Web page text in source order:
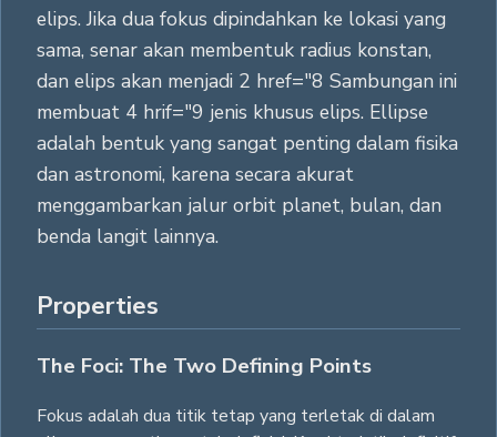
elips. Jika dua fokus dipindahkan ke lokasi yang
sama, senar akan membentuk radius konstan,
dan elips akan menjadi 2 href="8 Sambungan ini
membuat 4 hrif="9 jenis khusus elips. Ellipse
adalah bentuk yang sangat penting dalam fisika
dan astronomi, karena secara akurat
menggambarkan jalur orbit planet, bulan, dan
benda langit lainnya.
Properties
The Foci: The Two Defining Points
Fokus adalah dua titik tetap yang terletak di dalam